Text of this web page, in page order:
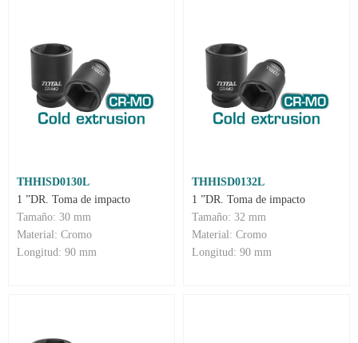
THHISD0130L
1 ”DR. Toma de impacto
Tamaño: 30 mm
Material: Cromo
Longitud: 90 mm
THHISD0132L
1 ”DR. Toma de impacto
Tamaño: 32 mm
Material: Cromo
Longitud: 90 mm